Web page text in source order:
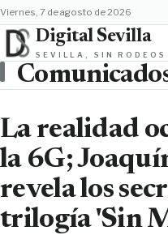
viernes, 7 de agosto de 2026
Digital Sevilla
SEVILLA, SIN RODEOS
La realidad
la 6G;
revela los
trilogía 'Sin